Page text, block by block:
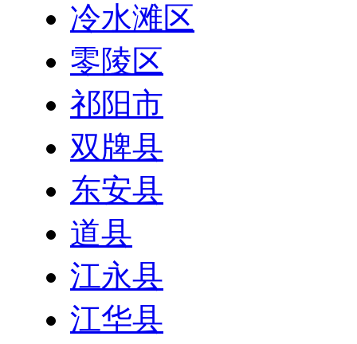
冷水滩区
零陵区
祁阳市
双牌县
东安县
道县
江永县
江华县